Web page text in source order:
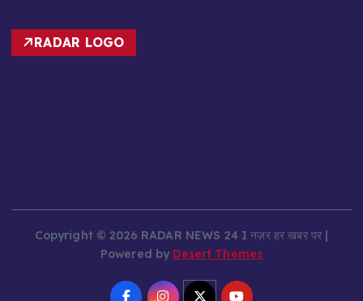
RADAR LOGO
Copyright © 2026 RADAR NEWS 24 I नज़र हर खबर पर |
Powered byDesert Themes